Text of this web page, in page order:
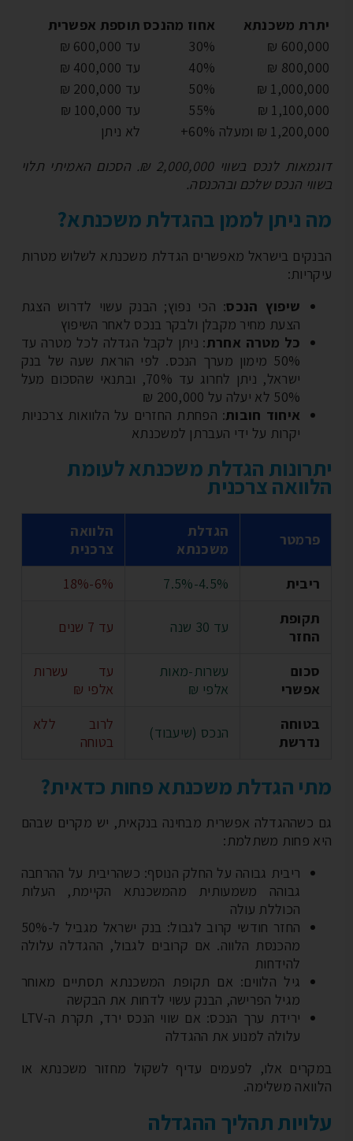
משכנתא
אחוז מהנכסתוספת אפשרית
₪ ומעלה
60%+
לא ניתן
דוגמאות לנכס בשווי 2,000,000 ₪. הסכום האמיתי תלוי
הנכס שלכם ובהכנסה.
ניתן לממן בהגדלת משכנתא?
בישראל מאפשרים הגדלת משכנתא לשלוש מטרות
שיפוץ הנכס : הכי נפוץ; הבנק עשוי לדרוש הצגת
הצעת מחיר מקבלן ולבקר בנכס לאחר השיפוץ
כל מטרה אחרת: ניתן לקבל הגדלה לכל מטרה עד
50% מימון מערך הנכס. לפי הוראת שעה של בנק
ישראל, ניתן לחרוג עד 70%, ובתנאי שהסכום מעל
איחוד חובות: הפחתת החזרים על הלוואות צרכניות
יקרות על ידי העברתן למשכנתא
הגדלת משכנתא לעומת
צרכנית
פרמטר
הגדלת
משכנתא
הלוואה
צרכנית
ריבית
תקופת
אפשרי
עשרות-מאות
אלפי ₪
עד עשרות
אלפי ₪
בטוחה
נדרשת
הנכס (שיעבוד)
לרוב ללא
בטוחה
הגדלת משכנתא פחות כדאית?
כשההגדלה אפשרית מבחינה בנקאית, יש מקרים שבהם
פחות משתלמת:
ריבית גבוהה על החלק הנוסף: כשהריבית על ההרחבה
גבוהה משמעותית מהמשכנתא הקיימת, העלות
הכוללת עולה
החזר חודשי קרוב לגבול: בנק ישראל מגביל ל-50%
מהכנסת הלווה. אם קרובים לגבול, ההגדלה עלולה
להידחות
גיל הלווים: אם תקופת המשכנתא תסתיים מאוחר
מגיל הפרישה, הבנק עשוי לדחות את הבקשה
ירידת ערך הנכס: אם שווי הנכס ירד, תקרת ה-LTV
עלולה למנוע את ההגדלה
אלו, לפעמים עדיף לשקול מחזור משכנתא או
משלימה.
תהליך ההגדלה